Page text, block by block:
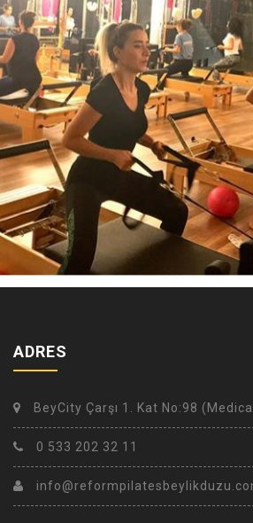
ADRES
BeyCity Çarşı 1. Kat No:98
0 533 202 32 11